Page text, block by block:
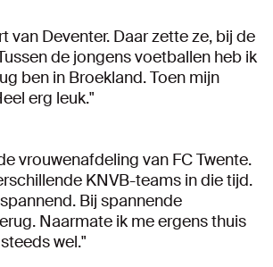
Deventer. Daar zette ze, bij de
de jongens voetballen heb ik
ben in Broekland. Toen mijn
erg leuk."
vrouwenafdeling van FC Twente.
KNVB-teams in die tijd.
Bij spannende
Naarmate ik me ergens thuis
wel."